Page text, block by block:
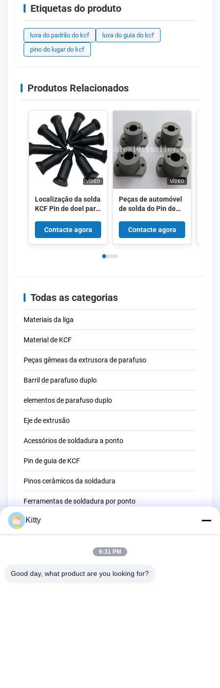
Etiquetas do produto
luva do padrão do kcf
luva do guia do kcf
pino do lugar do kcf
Produtos Relacionados
VÍDEO
Localização da solda
KCF Pin de doel para
Soldadura de
resistência
Soldadura
Contacte agora
VÍDEO
Peças de automóvel
de solda do Pin de
com bom
desempenho
Contacte agora
Todas as categorias
Materiais da liga
Material de KCF
Peças gêmeas da extrusora de parafuso
Barril de parafuso duplo
elementos de parafuso duplo
Eje de extrusão
Acessórios de soldadura a ponto
Pin de guia de KCF
Pinos cerâmicos da soldadura
Ferramentas de soldadura por ponto
Máquina de soldadura do ponto da resistência
Kitty
9:31 PM
Good day, what product are you looking for?